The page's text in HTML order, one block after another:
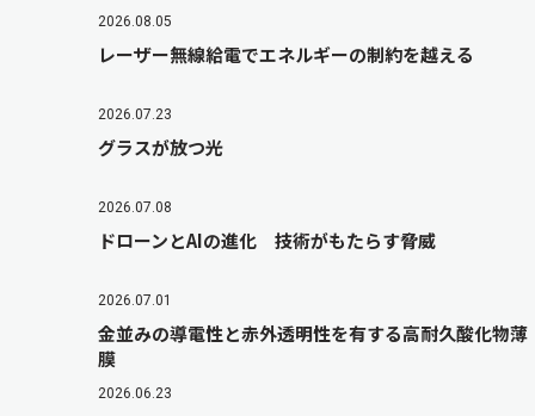
2026.08.05
レーザー無線給電でエネルギーの制約を越える
2026.07.23
グラスが放つ光
2026.07.08
ドローンとAIの進化 技術がもたらす脅威
2026.07.01
金並みの導電性と赤外透明性を有する高耐久酸化物薄
膜
2026.06.23